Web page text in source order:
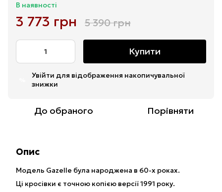
В наявності
3 773 грн 5 390 грн
Купити
Увійти для відображення накопичувальної
знижки
До обраного Порівняти
Опис
Модель Gazelle була народжена в 60-х роках.
Ці кросівки є точною копією версії 1991 року.